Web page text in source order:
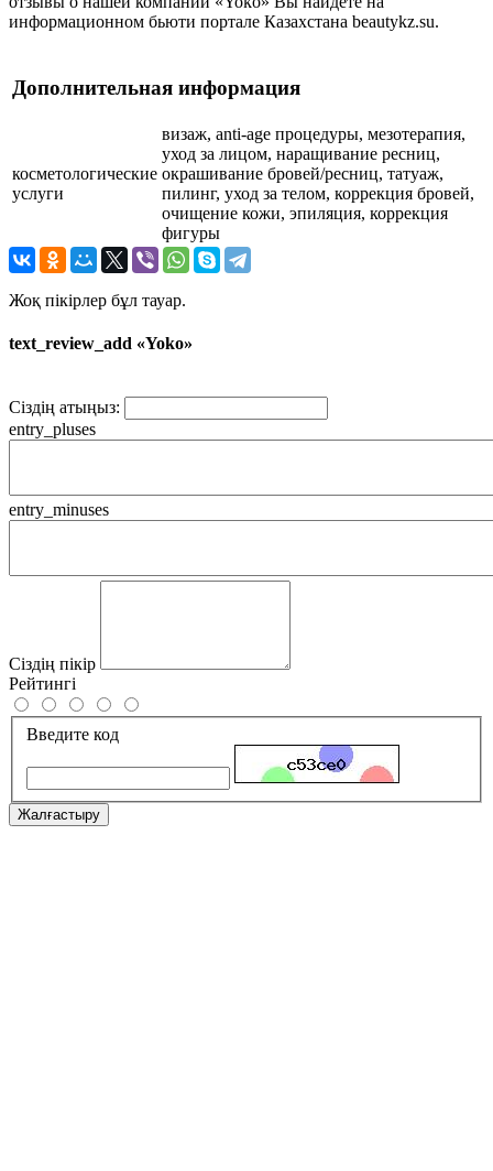
информационном бьюти портале Казахстана beautykz.su.
Дополнительная информация
косметологические
услуги
визаж, anti-age процедуры, мезотерапия,
уход за лицом, наращивание ресниц,
окрашивание бровей/ресниц, татуаж,
пилинг, уход за телом, коррекция бровей,
очищение кожи, эпиляция, коррекция
фигуры
Жоқ пікірлер бұл тауар.
text_review_add «Yoko»
Сіздің атыңыз:
entry_pluses
entry_minuses
Сіздің пікір
Рейтингі
Введите код
Жалғастыру